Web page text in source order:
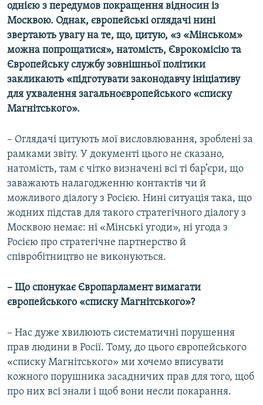
однією з передумов покращення відносин із
Москвою. Однак, європейські оглядачі нині
звертають увагу на те, що, цитую, «з «Мінськом»
можна попрощатися», натомість, Єврокомісію та
Європейську службу зовнішньої політики
закликають «підготувати законодавчу ініціативу
для ухвалення загальноєвропейського «списку
Магнітського».
– Оглядачі цитують мої висловлювання, зроблені за
рамками звіту. У документі цього не сказано,
натомість, там є чітко визначені всі ті бар’єри, що
заважають налагодженню контактів чи й
можливого діалогу з Росією. Нині ситуація така, що
жодних підстав для такого стратегічного діалогу з
Москвою немає: ні «Мінські угоди», ні угода з
Росією про стратегічне партнерство й
співробітництво не виконуються.
– Що спонукає Європарламент вимагати
європейського «списку Магнітського»?
– Нас дуже хвилюють систематичні порушення
прав людини в Росії. Тому, до цього європейського
«списку Магнітського» ми хочемо вписувати
кожного порушника засадничих прав для того, щоб
про них всі знали і щоб вони несли покарання.